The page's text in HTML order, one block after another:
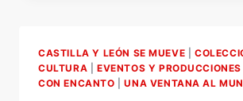
CASTILLA Y LEÓN SE MUEVE |
CULTURA
EVENTOS Y
CON ENCANTO |UNA VENTANA AL